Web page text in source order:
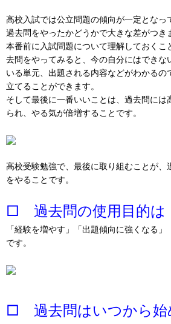
高校入試では公立問題の傾向が一定となっ
過去問をやったかどうかで大きな差がつき
本番前に入試問題について理解しておくこ
去問をやってみると、今の自分にはできな
いる単元、出題される内容などがわかるの
立てることができます。
そして最後に一番いいことは、過去問には
られ、やる気が倍増することです。
高校受験勉強で、最後に取り組むことが、
をやることです。
□ 過去問の使用目的は
「経験を増やす」「出題傾向に強くなる」
です。
□ 過去問はいつから始